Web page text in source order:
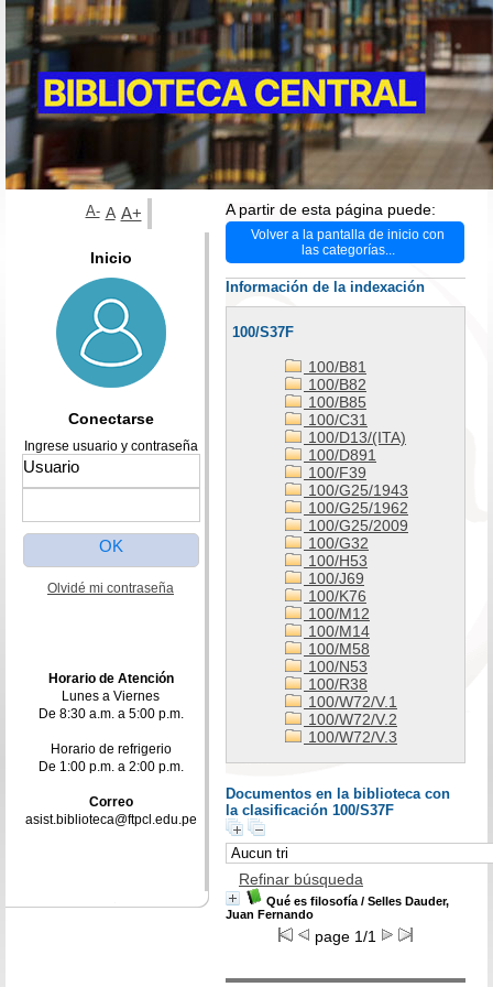
A partir de esta página puede:
Volver a la pantalla de inicio con
las categorías...
Información de la indexación
100/S37F
100/B81
100/B82
100/B85
100/C31
100/D13/(ITA)
100/D891
100/F39
100/G25/1943
100/G25/1962
100/G25/2009
100/G32
100/H53
100/J69
100/K76
100/M12
100/M14
100/M58
100/N53
100/R38
100/W72/V.1
100/W72/V.2
100/W72/V.3
Documentos en la biblioteca con
la clasificación 100/S37F
Refinar búsqueda
Qué es filosofía / Selles Dauder,
Juan Fernando
page 1/1
A- A A+
Inicio
Conectarse
Ingrese usuario y contraseña
Olvidé mi contraseña
Horario de Atención
Lunes a Viernes
De 8:30 a.m. a 5:00 p.m.
Horario de refrigerio
De 1:00 p.m. a 2:00 p.m.
Correo
asist.biblioteca@ftpcl.edu.pe